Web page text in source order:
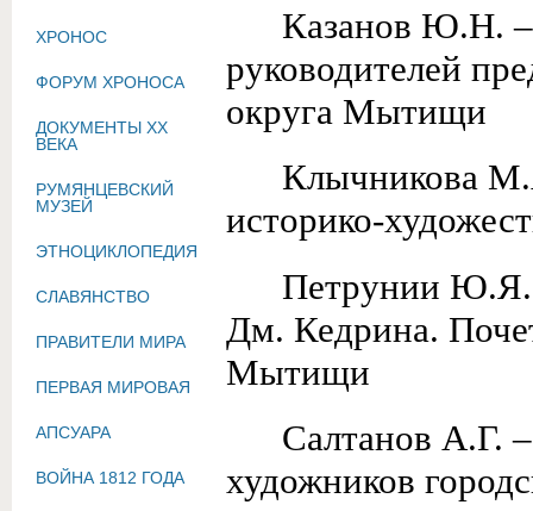
Казанов Ю.Н. –
руководителей
округа Мытищи
Клычникова
историко-
Петрунии Ю.Я.
Дм. Кедрина.
Мытищи
Салтанов А.Г.
художников
ХРОНОС
ФОРУМ ХРОНОСА
ДОКУМЕНТЫ XX
ВЕКА
РУМЯНЦЕВСКИЙ
МУЗЕЙ
ЭТНОЦИКЛОПЕДИЯ
СЛАВЯНСТВО
ПРАВИТЕЛИ МИРА
ПЕРВАЯ МИРОВАЯ
АПСУАРА
ВОЙНА 1812 ГОДА